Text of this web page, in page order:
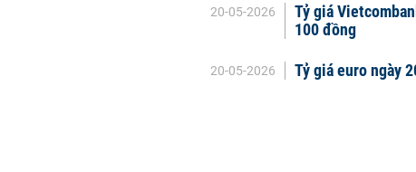
20-05-2026
Tỷ giá
100 đồng
20-05-2026 Tỷ giá euro ngày